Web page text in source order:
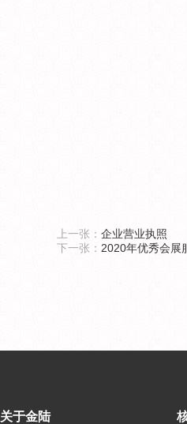
上一张： 企业营业执照
下一张： 2020年优秀会展
关于金陆